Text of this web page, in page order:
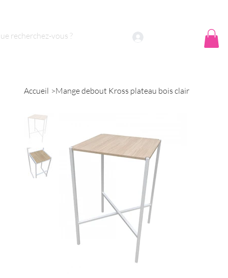
nous ?
Accueil >Mange debout Kross plateau bois clair